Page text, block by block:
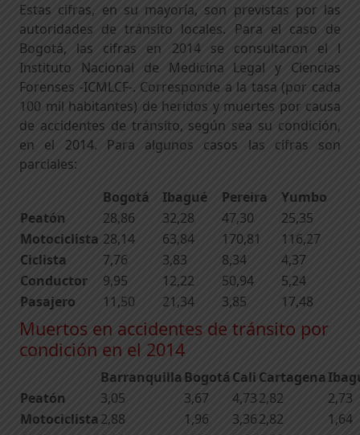
Estas cifras, en su mayoría, son previstas por las
autoridades de tránsito locales. Para el caso de
Bogotá, las cifras en 2014 se consultaron el l
Instituto Nacional de Medicina Legal y Ciencias
Forenses -ICMLCF-. Corresponde a la tasa (por cada
100 mil habitantes) de heridos y muertes por causa
de accidentes de tránsito, según sea su condición,
en el 2014. Para algunos casos las cifras son
parciales:
Bogotá
Ibagué Pereira
Yumbo
Peatón
28,86 32,28 47,30
25,35
Motociclista 28,14 63,84 170,81
116,27
Ciclista
7,76 3,83 8,34
4,37
Conductor
9,95 12,22 50,94
5,24
Pasajero
11,50 21,34 3,85 17,48
Muertos en accidentes de tránsito por
condición en el 2014
BarranquillaBogotáCali Cartagena
Peatón
3,05 3,67 4,732,82
2,73
Motociclista2,88 1,96 3,362,82
1,64